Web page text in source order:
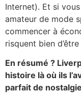
Internet). Et si
amateur de mode
commencer à
risquent bien
En résumé ?
histoire là où ils
parfait de